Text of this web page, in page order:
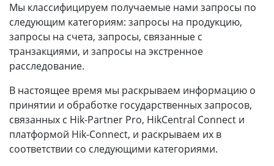
Мы классифицируем получаемые нами запросы по
следующим категориям: запросы на продукцию,
запросы на счета, запросы, связанные с
транзакциями, и запросы на экстренное
расследование.
В настоящее время мы раскрываем информацию о
принятии и обработке государственных запросов,
связанных с Hik-Partner Pro, HikCentral Connect и
платформой Hik-Connect, и раскрываем их в
соответствии со следующими категориями.